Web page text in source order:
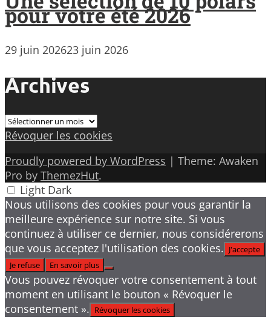
pour votre été 2026
29 juin 202623 juin 2026
Archives
Archives
Révoquer les cookies
Proudly powered by WordPress | Theme: Awaken
Pro by ThemezHut.
Light Dark
Nous utilisons des cookies pour vous garantir la
meilleure expérience sur notre site. Si vous
continuez à utiliser ce dernier, nous considérerons
que vous acceptez l'utilisation des cookies. J'accepte
Je refuse
En savoir plus
Vous pouvez révoquer votre consentement à tout
moment en utilisant le bouton « Révoquer le
consentement ». Révoquer les cookies